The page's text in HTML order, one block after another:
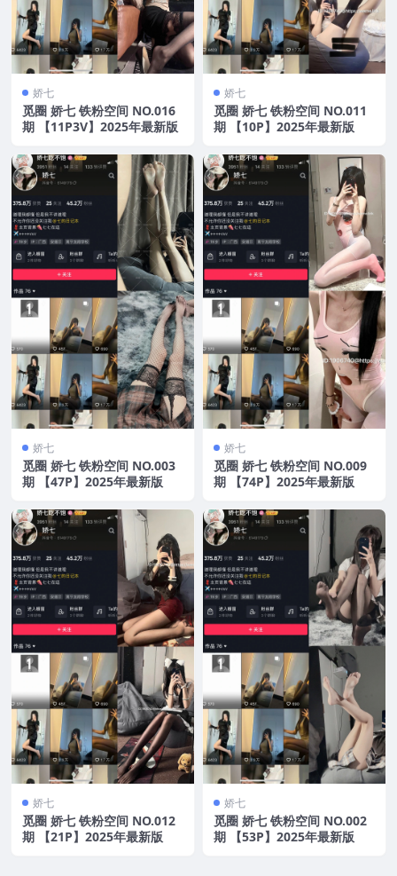
娇七
觅圈 娇七 铁粉空间 NO.016
期 【11P3V】2025年最新版
娇七
觅圈 娇七 铁粉空间 NO.011
期 【10P】2025年最新版
娇七
觅圈 娇七 铁粉空间 NO.003
期 【47P】2025年最新版
娇七
觅圈 娇七 铁粉空间 NO.009
期 【74P】2025年最新版
娇七
觅圈 娇七 铁粉空间 NO.012
期 【21P】2025年最新版
娇七
觅圈 娇七 铁粉空间 NO.002
期 【53P】2025年最新版